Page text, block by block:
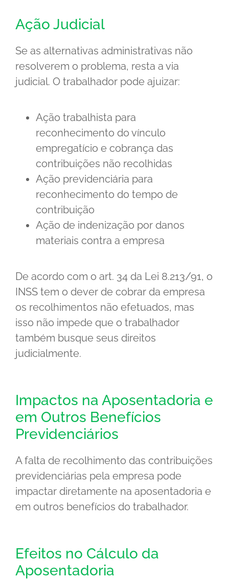
Ação Judicial
Se as alternativas administrativas não
resolverem o problema, resta a via
judicial. O trabalhador pode ajuizar:
Ação trabalhista para
reconhecimento do vínculo
empregatício e cobrança das
contribuições não recolhidas
Ação previdenciária para
reconhecimento do tempo de
contribuição
Ação de indenização por danos
materiais contra a empresa
De acordo com o art. 34 da Lei 8.213/91, o
INSS tem o dever de cobrar da empresa
os recolhimentos não efetuados, mas
isso não impede que o trabalhador
também busque seus direitos
judicialmente.
Impactos na Aposentadoria e
em Outros Benefícios
Previdenciários
A falta de recolhimento das contribuições
previdenciárias pela empresa pode
impactar diretamente na aposentadoria e
em outros benefícios do trabalhador.
Efeitos no Cálculo da
Aposentadoria